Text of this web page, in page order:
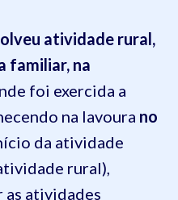
atividade rural,
familiar, na
foi exercida a
na lavoura no
da atividade
rural),
as atividades